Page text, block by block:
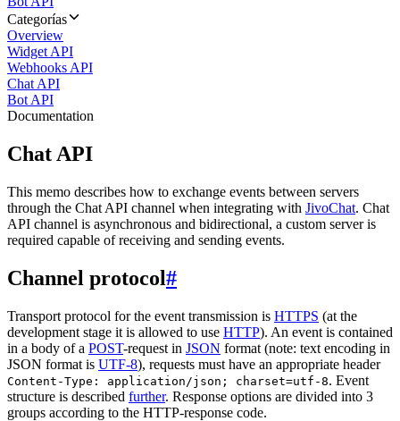
Categorías
Overview
Widget API
Webhooks API
Chat API
Bot API
Documentation
Chat API
This memo describes how to exchange events between servers
through the Chat API channel when integrating with JivoChat. Chat
API channel is asynchronous and bidirectional, a custom server is
required capable of receiving and sending events.
Channel protocol#
Transport protocol for the event transmission is HTTPS (at the
development stage it is allowed to use HTTP). An event is contained
in a body of a POST-request in JSON format (note: text encoding in
JSON format is UTF-8), requests must have an appropriate header
Content-Type: application/json; charset=utf-8. Event
structure is described further. Response options are divided into 3
groups according to the HTTP-response code.